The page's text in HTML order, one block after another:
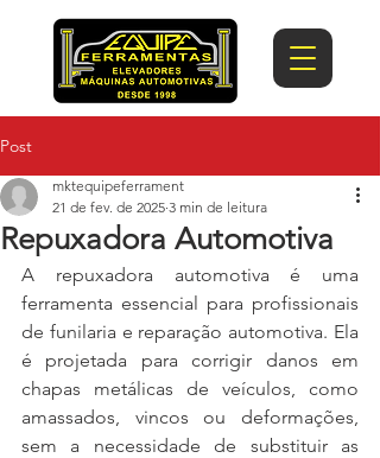
Post
Repuxadora Automotiva
mktequipeferrament
21 de fev. de 2025 3 min de leitura
A repuxadora automotiva é uma
ferramenta essencial para profissionais
de funilaria e reparação automotiva. Ela
é projetada para corrigir danos em
chapas metálicas de veículos, como
amassados, vincos ou deformações,
sem a necessidade de substituir as